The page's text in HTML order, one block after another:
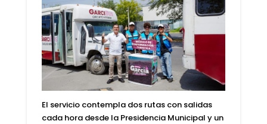
El servicio contempla dos rutas con salidas
cada hora desde la Presidencia Municipal y un